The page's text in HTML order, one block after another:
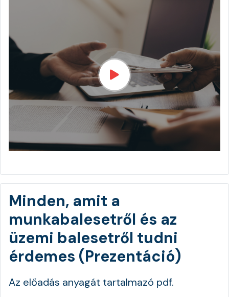
Minden, amit a
munkabalesetről és az
üzemi balesetről tudni
érdemes (Prezentáció)
Az előadás anyagát tartalmazó pdf.